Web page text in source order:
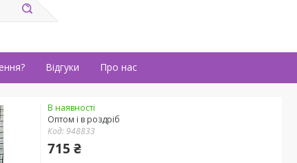
Відгуки Про нас
В наявності
Оптом і в роздріб
Код:948833
715 ₴